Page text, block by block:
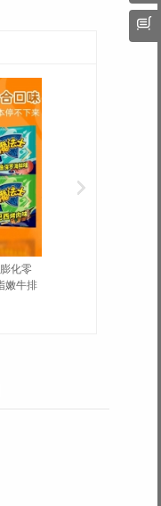
南极人内裤 xxxl 黑色加黑色加深
深灰